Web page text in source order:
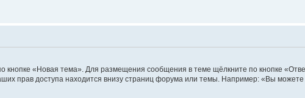
«Новая тема». Для размещения сообщения в теме щёлкните по кнопке
прав доступа находится внизу страниц форума или темы. Например: «Вы